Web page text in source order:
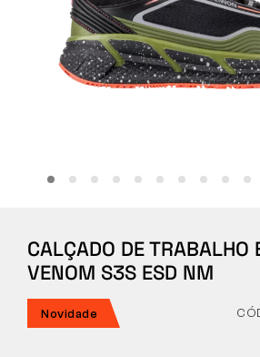
Calçado casual
Tactical
SOBRE NÓS
LABORATÓRIO BENNON
CALÇADO DE TRABALHO
VENOM S3S ESD NM
Novidade